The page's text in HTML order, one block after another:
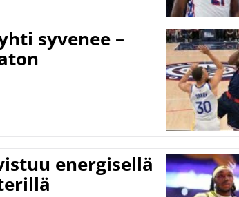
syvenee –
energisellä